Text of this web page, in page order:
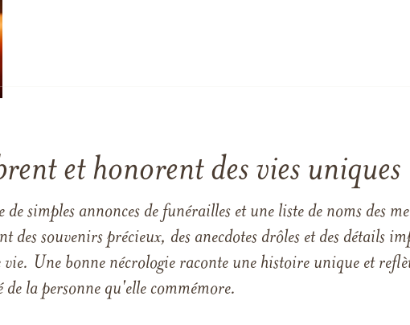
et honorent des vies uniques
simples annonces de funérailles et une liste de noms des
des souvenirs précieux, des anecdotes drôles et des détails
Une bonne nécrologie raconte une histoire unique et
de la personne qu'elle commémore.